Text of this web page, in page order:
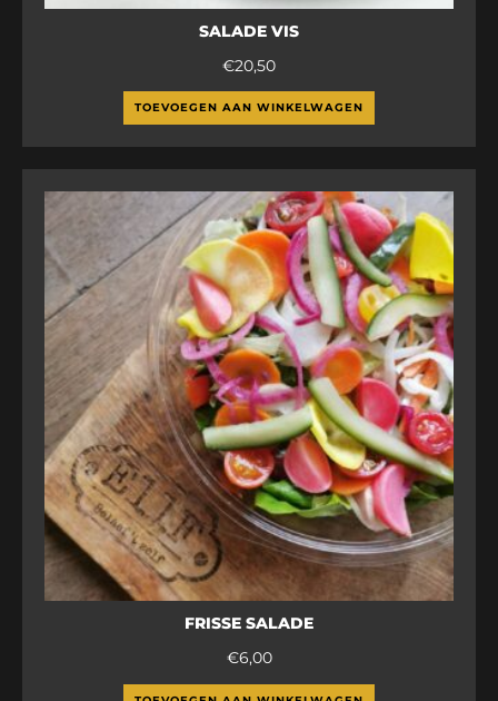
SALADE VIS
€20,50
TOEVOEGEN AAN WINKELWAGEN
FRISSE SALADE
€6,00